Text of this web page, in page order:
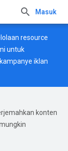
Masuk
resource
untuk
iklan
konten